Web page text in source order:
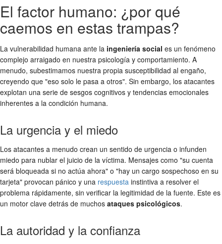
El factor humano: ¿por qué
caemos en estas trampas?
La vulnerabilidad humana ante la ingeniería social es un fenómeno
complejo arraigado en nuestra psicología y comportamiento. A
menudo, subestimamos nuestra propia susceptibilidad al engaño,
creyendo que "eso solo le pasa a otros". Sin embargo, los atacantes
explotan una serie de sesgos cognitivos y tendencias emocionales
inherentes a la condición humana.
La urgencia y el miedo
Los atacantes a menudo crean un sentido de urgencia o infunden
miedo para nublar el juicio de la víctima. Mensajes como "su cuenta
será bloqueada si no actúa ahora" o "hay un cargo sospechoso en su
tarjeta" provocan pánico y una respuesta instintiva a resolver el
problema rápidamente, sin verificar la legitimidad de la fuente. Este es
un motor clave detrás de muchos ataques psicológicos.
La autoridad y la confianza